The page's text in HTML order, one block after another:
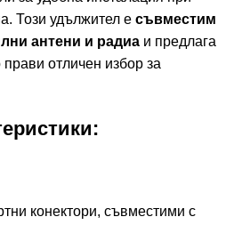
Този удължител е съвместим
антени и радиа и предлага
отличен избор за
конектори, съвместими с